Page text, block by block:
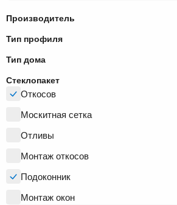
Производитель
Тип профиля
Тип дома
Стеклопакет
Откосов
Москитная сетка
Отливы
Монтаж откосов
Подоконник
Монтаж окон